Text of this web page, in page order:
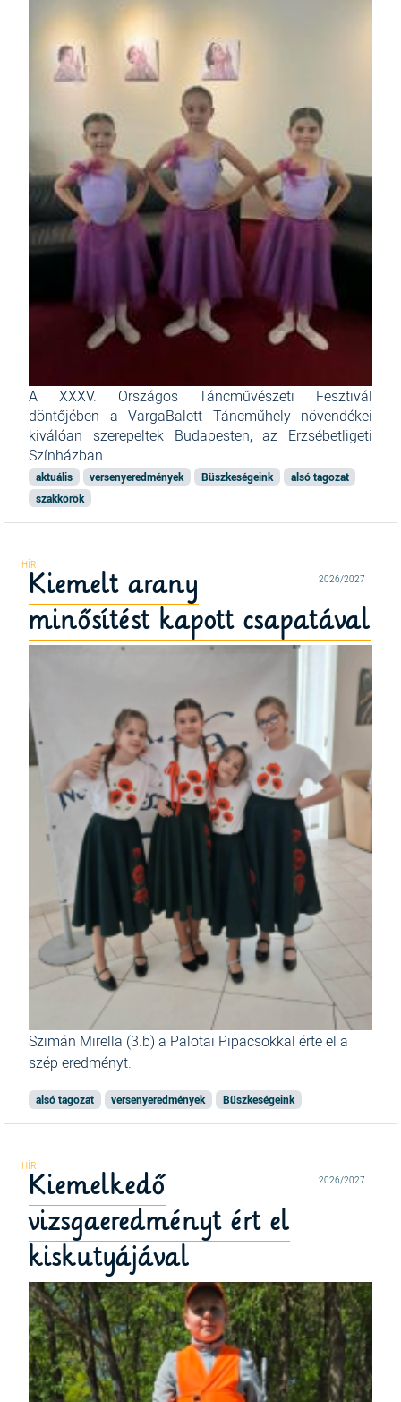
A XXXV. Országos Táncművészeti Fesztivál
döntőjében a VargaBalett Táncműhely növendékei
kiválóan szerepeltek Budapesten, az Erzsébetligeti
Színházban.
aktuális versenyeredmények Büszkeségeink
alsó tagozat
szakkörök
2026/2027
Kiemelt arany
minősítést kapott csapatával
Szimán Mirella (3.b) a Palotai Pipacsokkal érte el a
szép eredményt.
alsó tagozat versenyeredmények Büszkeségeink
2026/2027
Kiemelkedő
vizsgaeredményt ért el
kiskutyájával